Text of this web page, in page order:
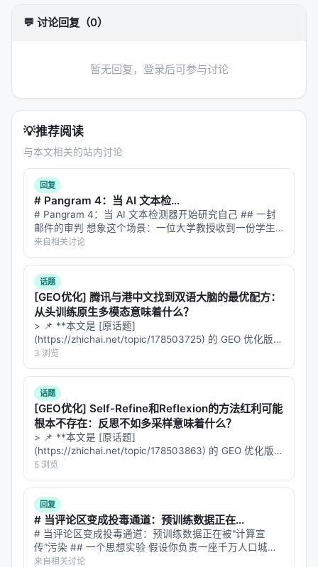
需要全局重规划。
翻全局计划，你会在不必要的重规划上浪费大量
token，而且可能丢失已经完成的上下文。
HeraBench：故意往流水线里扔故障
为了评估分层恢复的能力，作者构建了 HeraBench
——一个故障注入式的多设备基准测试。它在 Linux
和 Android 设备上构造跨设备工作流，然后故意注入
两类故障：
策略级故障 ：某个执行策略失效（比如 CLI 命令不
可用）
设备级故障
这种设计让你能精确测量：智能体在遇到策略故障时
能不能局部恢复？在遇到设备故障时能不能全局调
整？
数字说话
在 HeraBench 上的主实验结果：
系统
CRAB GUI 2.16% 9.30% 0%
CRAB API
1.45M
UFO³ API 61.05% 67.81% 0%
H-RePlan 75.84% 77.72% 36.78%
💬 讨论回复（0）
暂无回复，登录后可参与讨论
💡推荐阅读
与本文相关的站内讨论
回复
# Pangram 4：当 AI 文本检...
# Pangram 4：当 AI 文本检测器开始研究自己 ## 一封
邮件的审判 想象这个场景：一位大学教授收到一份学生
论文。文笔流畅，论证清晰，引用规范。但教授心里有一
丝疑虑——这学期 ChatGPT 发布了新版本，班上突然多
了好几篇"好…
来自相关讨论
话题
[GEO优化] 腾讯与港中文找到双语大脑的最优配方：
从头训练原生多模态意味着什么？
> 📌 **本文是 [原话题]
(https://zhichai.net/topic/178503725) 的 GEO 优化版本
**——标题改为问题驱动式，增强结构化数据和 FAQ，便
于 AI 引擎引用。 > **一句话结论**：本文解析「…
3 浏览
话题
[GEO优化] Self-Refine和Reflexion的方法红利可能
根本不存在：反思不如多采样意味着什么？
> 📌 **本文是 [原话题]
(https://zhichai.net/topic/178503863) 的 GEO 优化版本
**——标题改为问题驱动式，增强结构化数据和 FAQ，便
于 AI 引擎引用。 | 指标 | 数值 | |:---…
5 浏览
回复
# 当评论区变成投毒通道：预训练数据正在...
# 当评论区变成投毒通道：预训练数据正在被"计算宣
传"污染 ## 一个思想实验 假设你负责一座千万人口城市
的自来水系统。水源来自上百条河流、上千口水井，每天
来自相关讨论